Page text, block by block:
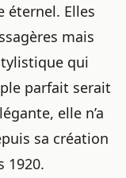
éternel. Elles
mais
qui
parfait serait
elle n’a
sa création
1920.